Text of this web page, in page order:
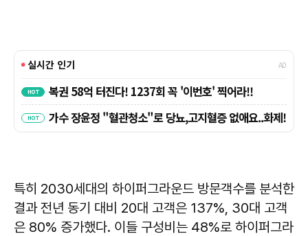
특히 2030세대의 하이퍼그라운드 방문객수를 분석한
결과 전년 동기 대비 20대 고객은 137%, 30대 고객
은 80% 증가했다. 이들 구성비는 48%로 하이퍼그라